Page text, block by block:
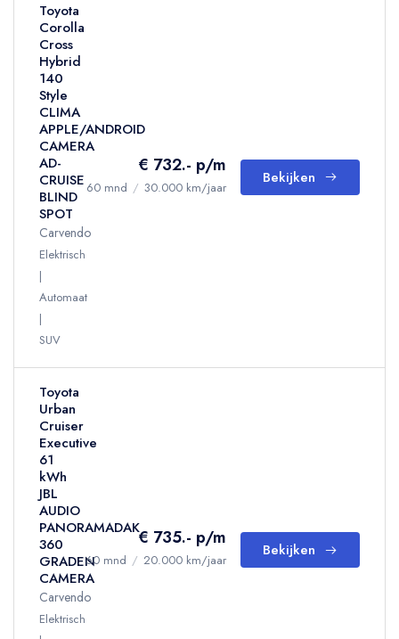
Toyota
Corolla
Cross
Hybrid
140
Style
CLIMA
APPLE/ANDROID
CAMERA
AD-
CRUISE
BLIND
SPOT
Carvendo
Elektrisch
Automaat
SUV
€ 732.- p/m
60 mnd / 30.000 km/jaar
Bekijken
Toyota
Urban
Cruiser
Executive
61
kWh
JBL
AUDIO
PANORAMADAK
360
GRADEN
CAMERA
Carvendo
Elektrisch
€ 735.- p/m
60 mnd / 20.000 km/jaar
Bekijken